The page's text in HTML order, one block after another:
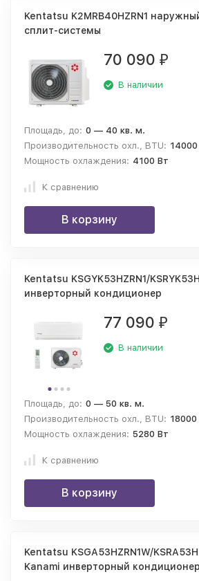
Kentatsu K2MRB40HZRN1
сплит-системы
70 090 ₽
В наличии
Площадь, до: 0 — 40 кв. м.
Производительность охл., BTU: 14000
Мощность охлаждения: 4100 Вт
К сравнению
В корзину
Kentatsu KSGYK53HZRN1/
инверторный кондиционер
77 090 ₽
В наличии
Площадь, до: 0 — 50 кв. м.
Производительность охл., BTU: 18000
Мощность охлаждения: 5280 Вт
К сравнению
В корзину
Kentatsu KSGA53HZRN1W/
Kanami инверторный кондиционер